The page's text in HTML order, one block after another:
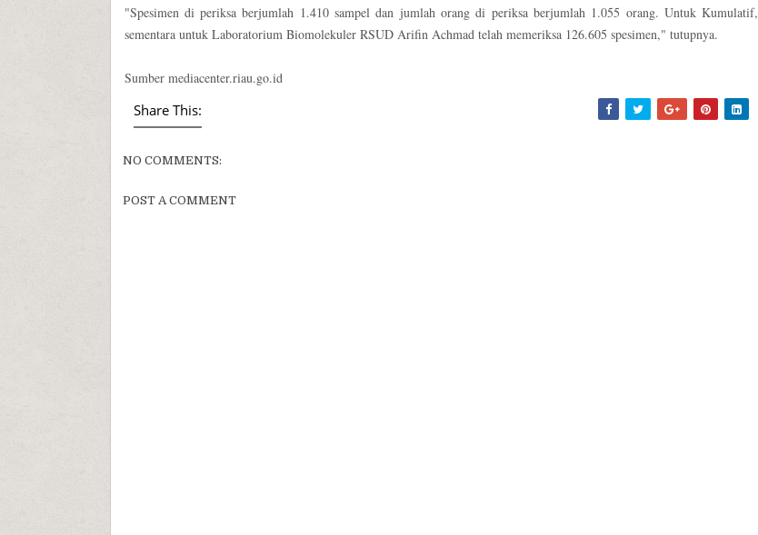
"Spesimen di periksa berjumlah 1.410 sampel dan jumlah orang di periksa berjumlah 1.055 orang. Untuk Kumulatif,
sementara untuk Laboratorium Biomolekuler RSUD Arifin Achmad telah memeriksa 126.605 spesimen," tutupnya.
Sumber mediacenter.riau.go.id
Share This:
NO COMMENTS:
POST A COMMENT